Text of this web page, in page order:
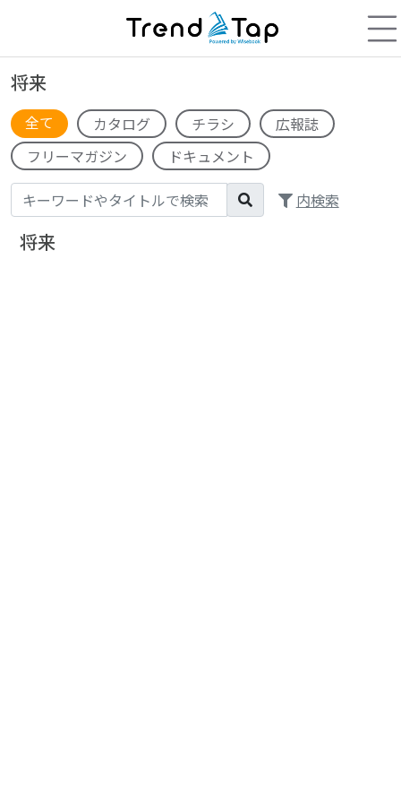
将来
全て カタログ チラシ
広報誌
フリーマガジン
ドキュメント
内検索
将来